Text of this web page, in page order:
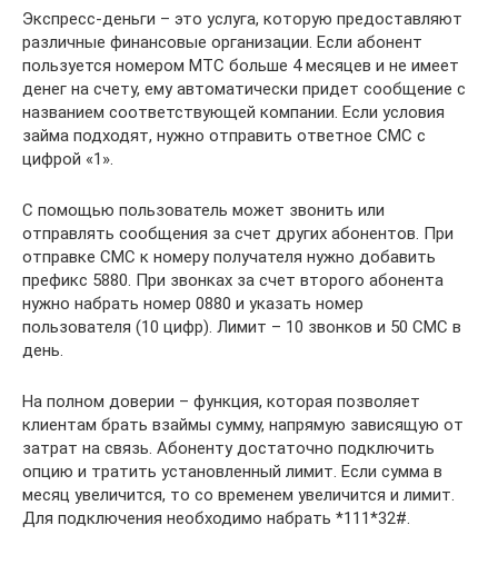
Экспресс-деньги – это услуга, которую предоставляют
различные финансовые организации. Если абонент
пользуется номером МТС больше 4 месяцев и не имеет
денег на счету, ему автоматически придет сообщение с
названием соответствующей компании. Если условия
займа подходят, нужно отправить ответное СМС с
цифрой «1».
С помощью пользователь может звонить или
отправлять сообщения за счет других абонентов. При
отправке СМС к номеру получателя нужно добавить
префикс 5880. При звонках за счет второго абонента
нужно набрать номер 0880 и указать номер
пользователя (10 цифр). Лимит – 10 звонков и 50 СМС в
день.
На полном доверии – функция, которая позволяет
клиентам брать взаймы сумму, напрямую зависящую от
затрат на связь. Абоненту достаточно подключить
опцию и тратить установленный лимит. Если сумма в
месяц увеличится, то со временем увеличится и лимит.
Для подключения необходимо набрать *111*32#.